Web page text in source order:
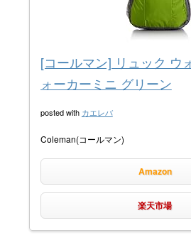
[コールマン] リュック ウ
ォーカーミニ グリーン
posted with カエレバ
Coleman(コールマン)
Amazon
楽天市場